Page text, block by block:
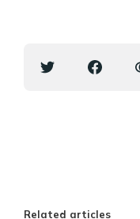
Related articles